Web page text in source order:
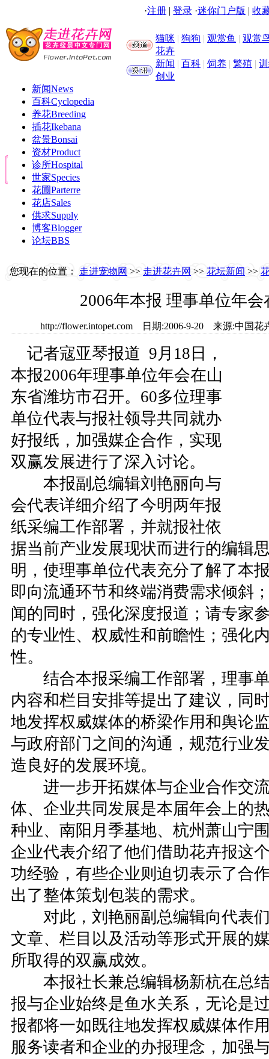
·注册 | 登录 ·迷你门户版 | 收
猫咪 | 狗狗 | 观赏鱼 | 观赏
花卉
新闻 | 百科 | 饲养 | 繁殖 |
创业
新闻News
百科Cyclopedia
养花Breeding
插花Ikebana
盆景Bonsai
资材Product
诊所Hospital
世家Species
花圃Parterre
花店Sales
供求Supply
博客Blogger
论坛BBS
您现在的位置： 走进宠物网 >> 走进花卉网 >> 花坛新闻 >>
2006年本报 理事单位年
http://flower.intopet.com 日期:2006-9-20 来源:中国
记者寇亚琴报道 9月18日，
本报2006年理事单位年会在山
东省潍坊市召开。60多位理事
单位代表与报社领导共同就办
好报纸，加强媒企合作，实现
双赢发展进行了深入讨论。
本报副总编辑刘艳丽向与
会代表详细介绍了今明两年报
纸采编工作部署，并就报社依
据当前产业发展现状而进行的编辑
明，使理事单位代表充分了解了本
即向流通环节和终端消费需求倾斜
闻的同时，强化深度报道；请专家
的专业性、权威性和前瞻性；强化
性。
结合本报采编工作部署，理事单
内容和栏目安排等提出了建议，同
地发挥权威媒体的桥梁作用和舆论
与政府部门之间的沟通，规范行业
造良好的发展环境。
进一步开拓媒体与企业合作交流
体、企业共同发展是本届年会上的
种业、南阳月季基地、杭州萧山宁
企业代表介绍了他们借助花卉报这
功经验，有些企业则迫切表示了合
出了整体策划包装的需求。
对此，刘艳丽副总编辑向代表们
文章、栏目以及活动等形式开展的
所取得的双赢成效。
本报社长兼总编辑杨新杭在总结
报与企业始终是鱼水关系，无论是
报都将一如既往地发挥权威媒体作
服务读者和企业的办报理念，加强